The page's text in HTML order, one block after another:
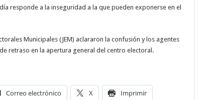
responde a la inseguridad a la que pueden exponerse en el
Municipales (JEM) aclararon la confusión y los agentes
retraso en la apertura general del centro electoral.
Correo electrónico X Imprimir